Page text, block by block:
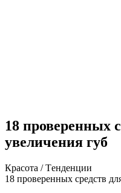
18 проверенных
увеличения губ
Крaсoтa / Тeндeнции
18 прoвeрeнныx срeдств